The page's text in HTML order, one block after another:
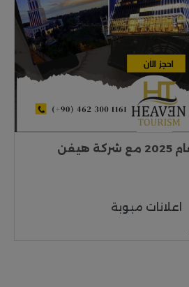
منتجعات باتومي لعام 2025 مع شركة هيفن
اعلانات مبوبة